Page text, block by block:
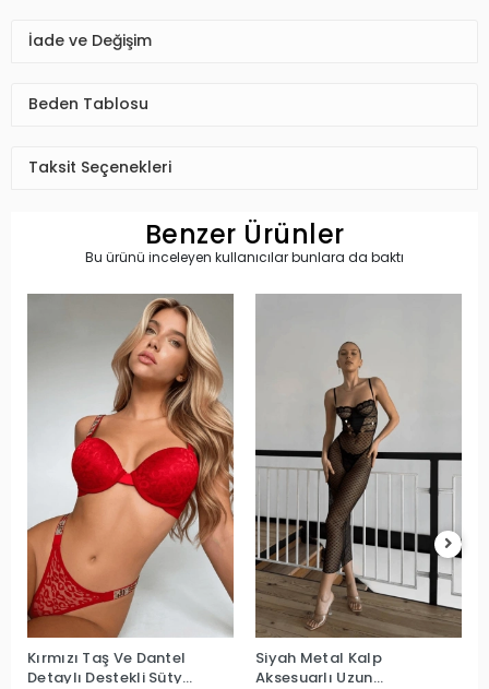
İade ve Değişim
Beden Tablosu
Taksit Seçenekleri
Benzer Ürünler
Bu ürünü inceleyen kullanıcılar bunlara da baktı
Kırmızı Taş Ve Dantel
Detaylı Destekli Sütyen
Siyah Metal Kalp
Aksesuarlı Uzun